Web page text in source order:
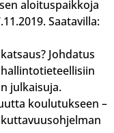
aloituspaikkoja
Saatavilla:
Johdatus
julkaisuja.
koulutukseen –